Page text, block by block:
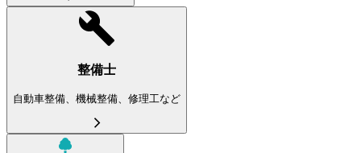
整備士
自動車整備、機械整備、修理工など